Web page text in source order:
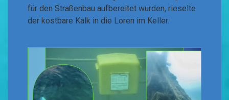
für den Straßenbau aufbereitet wurden, rieselte
der kostbare Kalk in die Loren im Keller.